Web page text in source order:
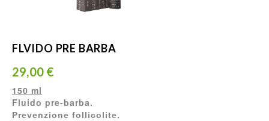
FLVIDO PRE BARBA
29,00 €
150 ml
Fluido pre-barba.
Prevenzione follicolite.